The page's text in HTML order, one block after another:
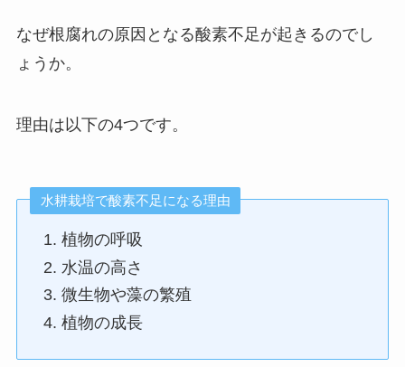
なぜ根腐れの原因となる酸素不足が起きるのでし
ょうか。
理由は以下の4つです。
水耕栽培で酸素不足になる理由
植物の呼吸
水温の高さ
微生物や藻の繁殖
植物の成長